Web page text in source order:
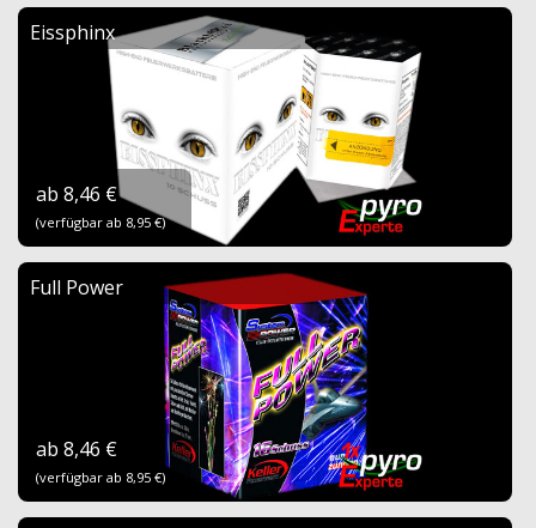
Eissphinx
ab 8,46 €
(verfügbar ab 8,95 €)
Full Power
ab 8,46 €
(verfügbar ab 8,95 €)